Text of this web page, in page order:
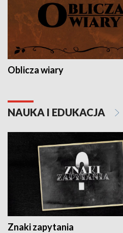
Oblicza wiary
NAUKA I EDUKACJA
Znaki zapytania